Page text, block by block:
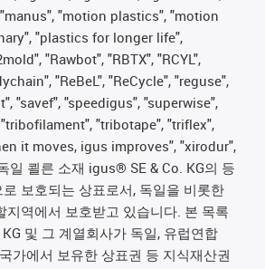
"motion plastics", "motion
"plastics for longer life",
"Rawbot", "RBTX", "RCYL",
"ReBeL", "ReCycle", "reguse",
"savef", "speedigus", "superwise",
"tribotape", "triflex",
it moves, igus improves", "xirodur",
일 쾰른 소재 igus® SE & Co. KG의 등
보호되는 상표로서, 독일을 비롯한
지역에서 보호받고 있습니다. 본 목록
및 그 계열회사가 독일, 유럽연합
가에서 보유한 상표권 등 지식재산권